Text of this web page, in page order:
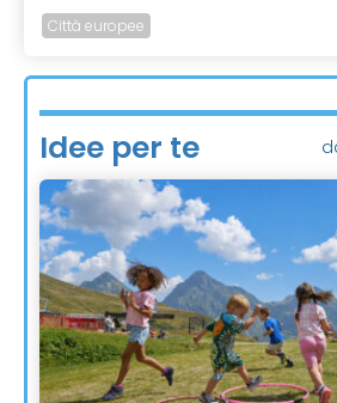
Città europee
Idee per te